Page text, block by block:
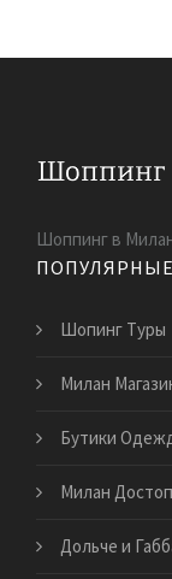
Шоппинг в
Шопинг Туры
Милан
Бутики
Милан
Дольче и